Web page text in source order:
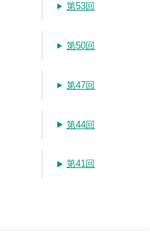
第53回
第50回
第47回
第44回
第41回